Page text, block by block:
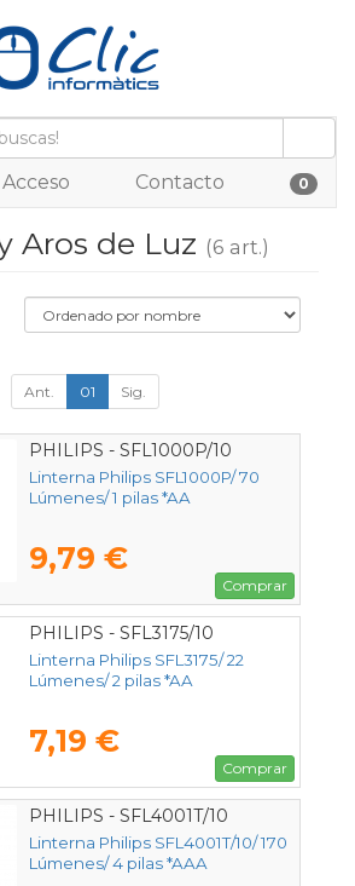
Acceso Contacto 0
Aros de Luz (6 art.)
Ant. 01 Sig.
PHILIPS - SFL1000P/10
Linterna Philips SFL1000P/ 70
Lúmenes/ 1 pilas *AA
9,79 €
Comprar
PHILIPS - SFL3175/10
Linterna Philips SFL3175/ 22
Lúmenes/ 2 pilas *AA
7,19 €
Comprar
PHILIPS - SFL4001T/10
Linterna Philips SFL4001T/10/ 170
Lúmenes/ 4 pilas *AAA